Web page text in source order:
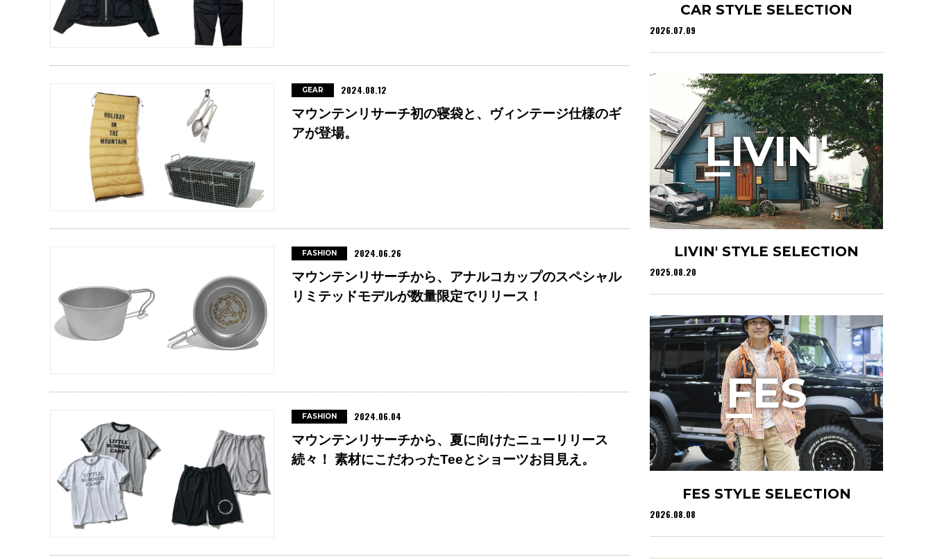
マウンテンリサーチ初の寝袋と、ヴィンテージ仕様のギ
アが登場。
GEAR 2024.08.12
マウンテンリサーチから、アナルコカップのスペシャル
リミテッドモデルが数量限定でリリース！
FASHION 2024.06.26
マウンテンリサーチから、夏に向けたニューリリース
続々！ 素材にこだわったTeeとショーツお目見え。
FASHION 2024.06.04
CAR STYLE SELECTION
2026.07.09
LIVIN' STYLE SELECTION
2025.08.20
LIVIN'
FES STYLE SELECTION
2026.08.08
FES